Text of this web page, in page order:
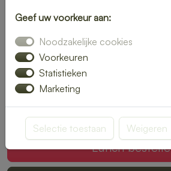
in Zuidzande en geniet van verse
gewenste locatie. Van kleurrijke
broodjes – wij bezorgen jouw lunch
Plaats eenvoudig je bestelling online
door smaak en kwaliteit.
Mogen wij jouw lunch
Lunch
Geef uw voorkeur aan:
Noodzakelijke cookies
Voorkeuren
Statistieken
Marketing
Selectie toestaan Weigeren